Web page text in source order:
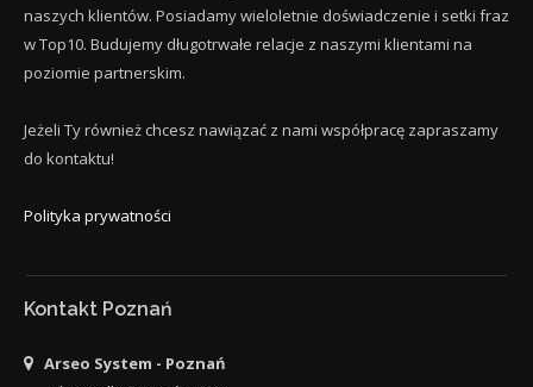
naszych klientów. Posiadamy wieloletnie doświadczenie i setki fraz
w Top10. Budujemy długotrwałe relacje z naszymi klientami na
poziomie partnerskim.
Jeżeli Ty również chcesz nawiązać z nami współpracę zapraszamy
do kontaktu!
Polityka prywatności
Kontakt Poznań
Arseo System - Poznań